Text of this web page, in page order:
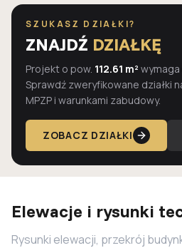
SZUKASZ DZIAŁKI?
ZNAJDŹ DZIAŁKĘ
Projekt o pow. 112.61 m²
Sprawdź zweryfikowane działki
MPZP i warunkami zabudowy.
ZOBACZ DZIAŁKI
Elewacje i rysunki
Rysunki elewacji, przekrój